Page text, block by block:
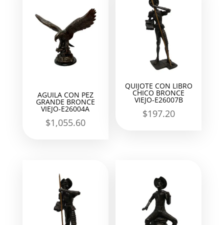
AGUILA CON PEZ
GRANDE BRONCE
VIEJO-E26004A
$1,055.60
QUIJOTE CON LIBRO
CHICO BRONCE
VIEJO-E26007B
$197.20